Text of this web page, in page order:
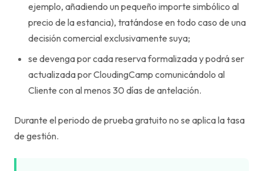
ejemplo, añadiendo un pequeño importe simbólico al
precio de la estancia), tratándose en todo caso de una
decisión comercial exclusivamente suya;
se devenga por cada reserva formalizada y podrá ser
actualizada por CloudingCamp comunicándolo al
Cliente con al menos 30 días de antelación.
Durante el periodo de prueba gratuito no se aplica la tasa
de gestión.